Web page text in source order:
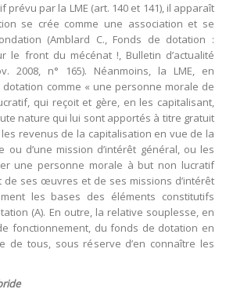
prévu par la LME (art. 140 et 141), il apparaît
se crée comme une association et se
(Amblard C., Fonds de dotation :
le front du mécénat !, Bulletin d’actualité
2008, n° 165). Néanmoins, la LME, en
comme « une personne morale de
qui reçoit et gère, en les capitalisant,
nature qui lui sont apportés à titre gratuit
revenus de la capitalisation en vue de la
ou d’une mission d’intérêt général, ou les
une personne morale à but non lucratif
de ses œuvres et de ses missions d’intérêt
les bases des éléments constitutifs
(A). En outre, la relative souplesse, en
fonctionnement, du fonds de dotation en
tous, sous réserve d’en connaître les